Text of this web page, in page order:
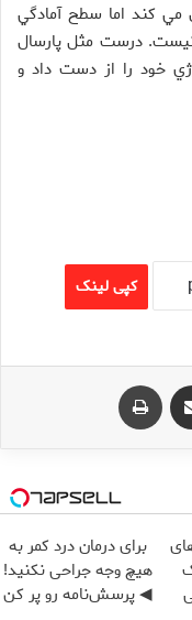
مي كند اما سطح آمادگي
درست مثل پارسال
خود را از دست داد و
کپی لینک
اشتراک گذاری از طریق ایمیل
برای درمان درد کمر به
هیچ وجه جراحی نکنید!
◀ پرسش‌نامه رو پر کن